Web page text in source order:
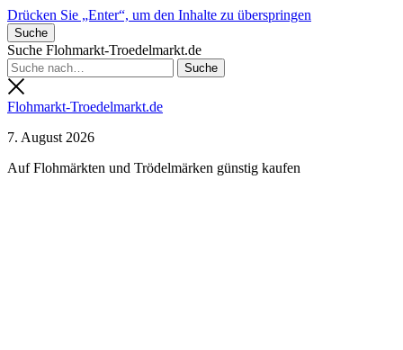
Drücken Sie „Enter“, um den Inhalte zu überspringen
Suche
Suche Flohmarkt-Troedelmarkt.de
Flohmarkt-Troedelmarkt.de
7. August 2026
Auf Flohmärkten und Trödelmärken günstig kaufen